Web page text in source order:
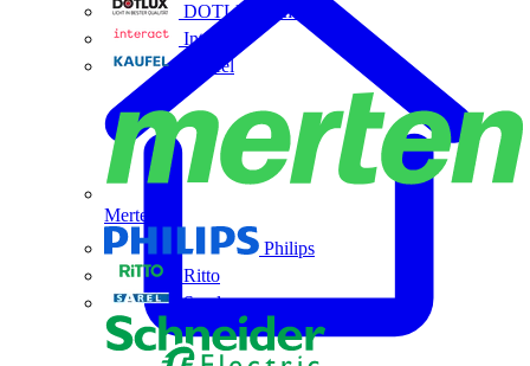
DOTLUX GmbH
Interact
Kaufel
Merten
Philips
Ritto
Sarel